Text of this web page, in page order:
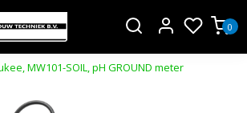
0
MW101-SOIL, pH GROUND meter